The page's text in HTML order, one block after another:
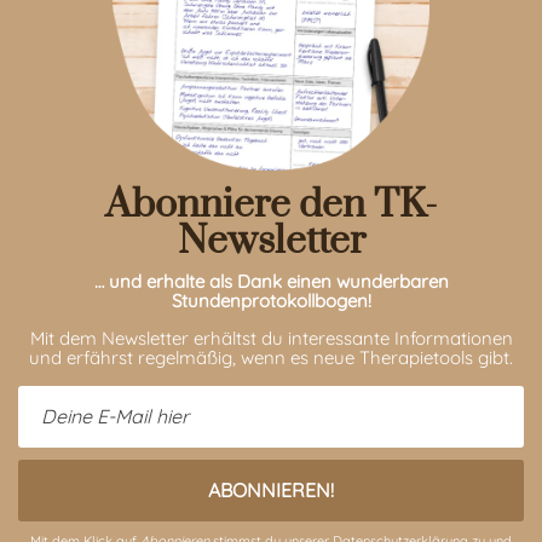
Abonniere den TK-
Newsletter
… und erhalte als Dank einen wunderbaren
Stundenprotokollbogen!
Mit dem Newsletter erhältst du interessante Informationen
und erfährst regelmäßig, wenn es neue Therapietools gibt.